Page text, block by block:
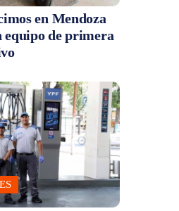
en Mendoza
equipo de primera